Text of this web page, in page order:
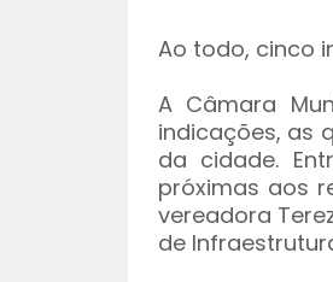
Ao todo, cinco
A Câmara
indicações, as
da cidade.
próximas aos
vereadora
de